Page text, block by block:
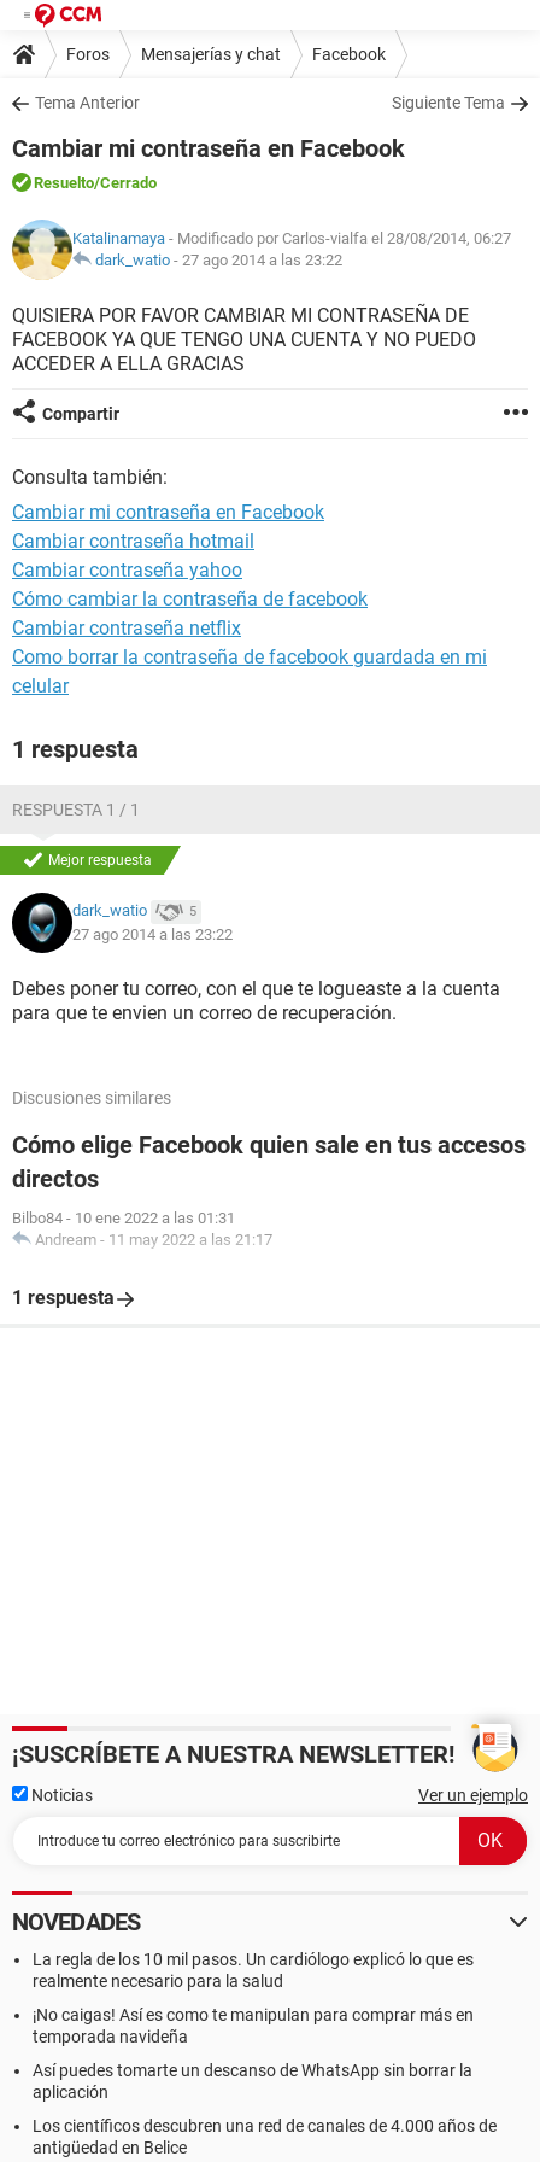
Foros Mensajerías y chat Facebook
Tema Anterior Siguiente Tema
Cambiar mi contraseña en Facebook
Resuelto/Cerrado
Katalinamaya - Modificado por Carlos-vialfa el 28/08/2014, 06:27
dark_watio - 27 ago 2014 a las 23:22
QUISIERA POR FAVOR CAMBIAR MI CONTRASEÑA DE
FACEBOOK YA QUE TENGO UNA CUENTA Y NO PUEDO
ACCEDER A ELLA GRACIAS
Compartir
Consulta también:
Cambiar mi contraseña en Facebook
Cambiar contraseña hotmail
Cambiar contraseña yahoo
Cómo cambiar la contraseña de facebook
Cambiar contraseña netflix
Como borrar la contraseña de facebook guardada en mi
celular
1 respuesta
RESPUESTA 1 / 1
Mejor respuesta
dark_watio 5
27 ago 2014 a las 23:22
Debes poner tu correo, con el que te logueaste a la cuenta
para que te envien un correo de recuperación.
Discusiones similares
Cómo elige Facebook quien sale en tus accesos
directos
Bilbo84 - 10 ene 2022 a las 01:31
Andream - 11 may 2022 a las 21:17
1 respuesta
¡SUSCRÍBETE A NUESTRA NEWSLETTER!
Noticias Ver un ejemplo
NOVEDADES
La regla de los 10 mil pasos. Un cardiólogo explicó lo que es
realmente necesario para la salud
¡No caigas! Así es como te manipulan para comprar más en
temporada navideña
Así puedes tomarte un descanso de WhatsApp sin borrar la
aplicación
Los científicos descubren una red de canales de 4.000 años de
antigüedad en Belice